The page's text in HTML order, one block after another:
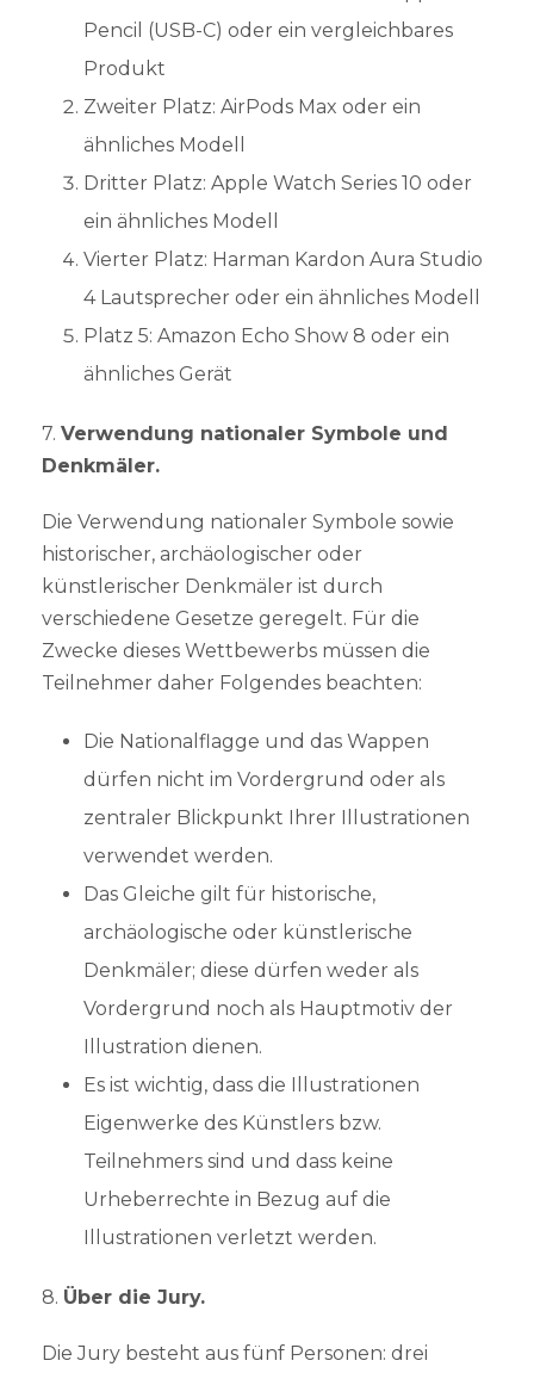
Pencil (USB-C) oder ein vergleichbares
Produkt
Zweiter Platz: AirPods Max oder ein
ähnliches Modell
Dritter Platz: Apple Watch Series 10 oder
ein ähnliches Modell
Vierter Platz: Harman Kardon Aura Studio
4 Lautsprecher oder ein ähnliches Modell
Platz 5: Amazon Echo Show 8 oder ein
ähnliches Gerät
7. Verwendung nationaler Symbole und
Denkmäler.
Die Verwendung nationaler Symbole sowie
historischer, archäologischer oder
künstlerischer Denkmäler ist durch
verschiedene Gesetze geregelt. Für die
Zwecke dieses Wettbewerbs müssen die
Teilnehmer daher Folgendes beachten:
Die Nationalflagge und das Wappen
dürfen nicht im Vordergrund oder als
zentraler Blickpunkt Ihrer Illustrationen
verwendet werden.
Das Gleiche gilt für historische,
archäologische oder künstlerische
Denkmäler; diese dürfen weder als
Vordergrund noch als Hauptmotiv der
Illustration dienen.
Es ist wichtig, dass die Illustrationen
Eigenwerke des Künstlers bzw.
Teilnehmers sind und dass keine
Urheberrechte in Bezug auf die
Illustrationen verletzt werden.
8. Über die Jury.
Die Jury besteht aus fünf Personen: drei